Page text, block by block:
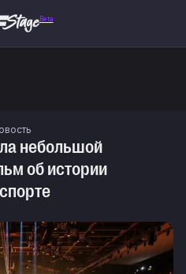
Beta
небольшой
об истории